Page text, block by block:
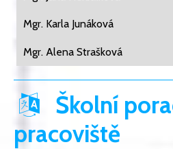
Mgr. Karla Junáková
Mgr. Alena Strašková
Školní
pracoviště